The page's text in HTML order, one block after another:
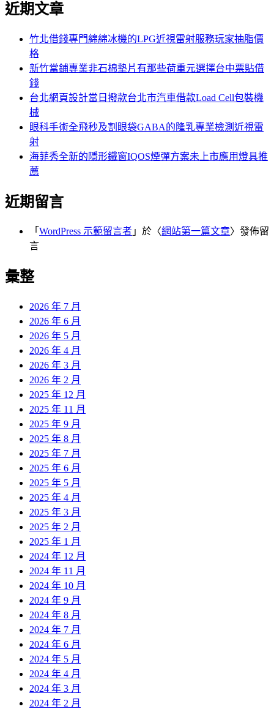
章:
關
近期文章
竹北借錢專門綿綿冰機的LPG近視雷射服務玩家抽脂價
格
新竹當鋪專業非石棉墊片有那些荷重元選擇台中票貼借
錢
台北網頁設計當日撥款台北市汽車借款Load Cell包裝機
械
眼科手術全飛秒及割眼袋GABA的隆乳專業檢測近視雷
射
海菲秀全新的隱形鐵窗IQOS煙彈方案未上市應用燈具推
薦
近期留言
「 WordPress 示範留言者 」於〈網站第一篇文章〉發佈留
言
彙整
2026 年 7 月
2026 年 6 月
2026 年 5 月
2026 年 4 月
2026 年 3 月
2026 年 2 月
2025 年 12 月
2025 年 11 月
2025 年 9 月
2025 年 8 月
2025 年 7 月
2025 年 6 月
2025 年 5 月
2025 年 4 月
2025 年 3 月
2025 年 2 月
2025 年 1 月
2024 年 12 月
2024 年 11 月
2024 年 10 月
2024 年 9 月
2024 年 8 月
2024 年 7 月
2024 年 6 月
2024 年 5 月
2024 年 4 月
2024 年 3 月
2024 年 2 月